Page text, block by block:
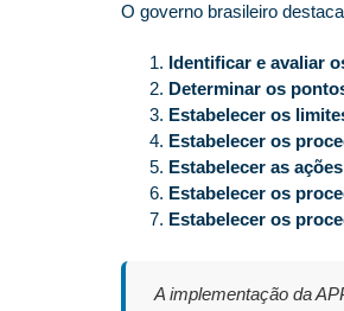
O governo brasileiro
Identificar e avaliar
Determinar os
Estabelecer os
Estabelecer os
Estabelecer as
Estabelecer os
Estabelecer os
A implementação da